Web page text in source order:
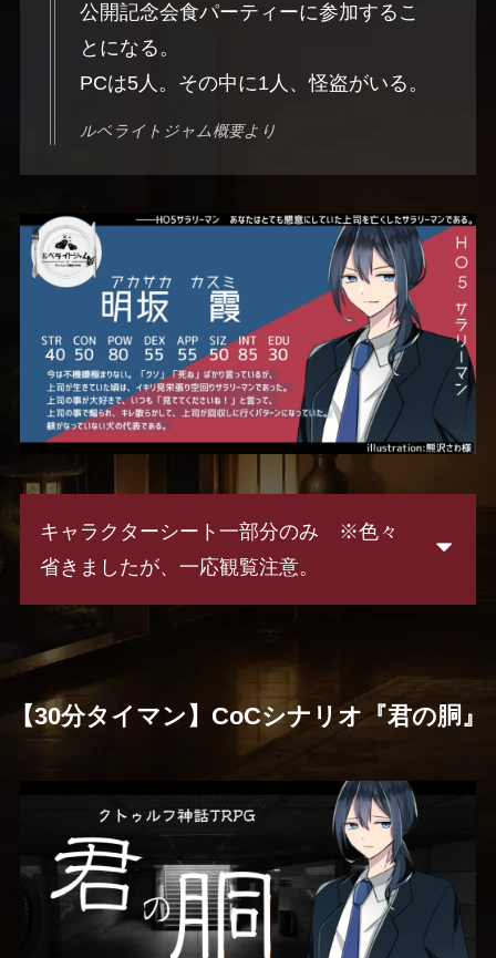
公開記念会食パーティーに参加するこ
とになる。
PCは5人。その中に1人、怪盗がいる。
ルベライトジャム概要より
キャラクターシート一部分のみ ※色々
省きましたが、一応観覧注意。
【30分タイマン】CoCシナリオ『君の胴』